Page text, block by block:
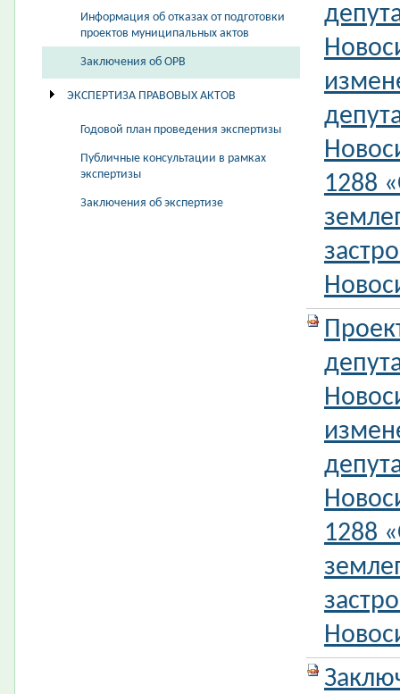
Информация об отказах от подготовки
проектов муниципальных актов
Заключения об ОРВ
ЭКСПЕРТИЗА ПРАВОВЫХ АКТОВ
Годовой план проведения экспертизы
Публичные консультации в рамках
экспертизы
Заключения об экспертизе
1288
1288